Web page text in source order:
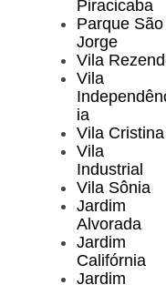
Piracicaba
Parque São
Jorge
Vila
Vila
ia
Vila Cristina
Vila
Industrial
Vila Sônia
Jardim
Alvorada
Jardim
Califórnia
Jardim